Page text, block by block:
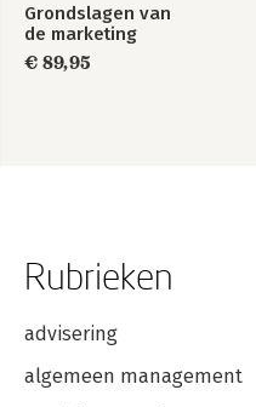
Grondslagen van
de marketing
€ 89,95
Rubrieken
advisering
algemeen management